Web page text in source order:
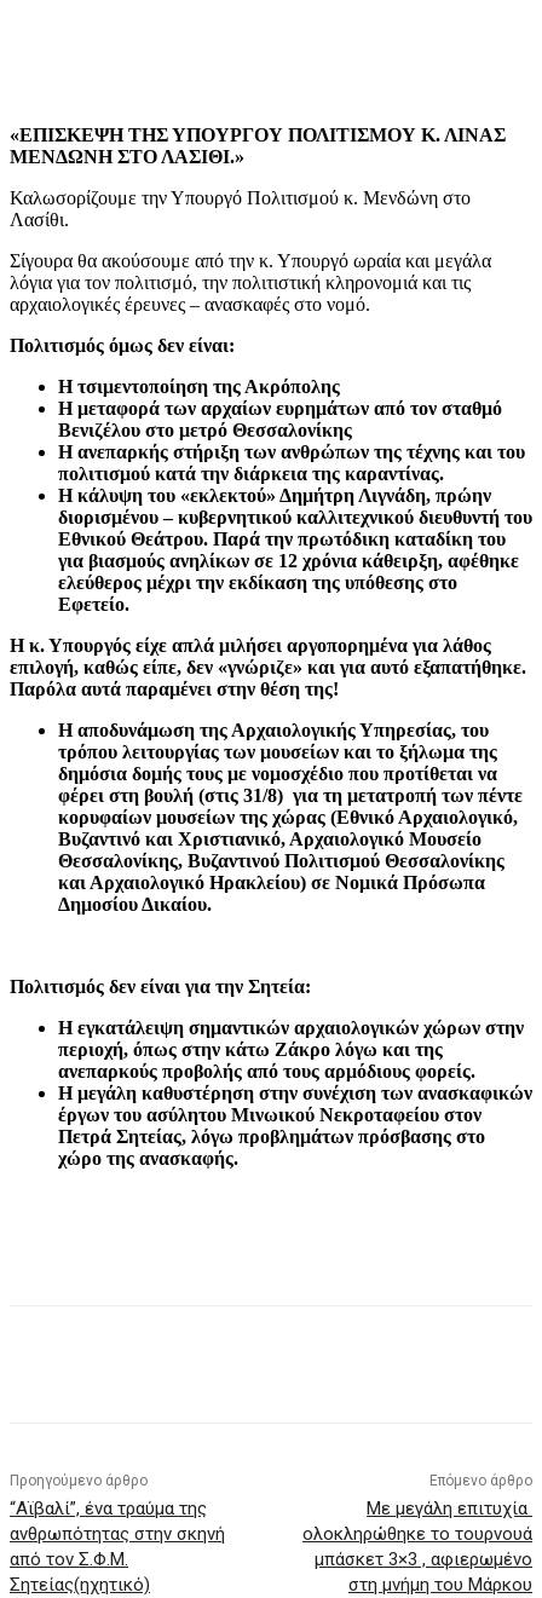
«ΕΠΙΣΚΕΨΗ ΤΗΣ ΥΠΟΥΡΓΟΥ ΠΟΛΙΤΙΣΜΟΥ Κ. ΛΙΝΑΣ
ΜΕΝΔΩΝΗ ΣΤΟ ΛΑΣΙΘΙ.»
Καλωσορίζουμε την Υπουργό Πολιτισμού κ. Μενδώνη στο
Λασίθι.
Σίγουρα θα ακούσουμε από την κ. Υπουργό ωραία και μεγάλα
λόγια για τον πολιτισμό, την πολιτιστική κληρονομιά και τις
αρχαιολογικές έρευνες – ανασκαφές στο νομό.
Πολιτισμός όμως δεν είναι:
Η τσιμεντοποίηση της Ακρόπολης
Η μεταφορά των αρχαίων ευρημάτων από τον σταθμό
Βενιζέλου στο μετρό Θεσσαλονίκης
Η ανεπαρκής στήριξη των ανθρώπων της τέχνης και του
πολιτισμού κατά την διάρκεια της καραντίνας.
Η κάλυψη του «εκλεκτού» Δημήτρη Λιγνάδη, πρώην
διορισμένου – κυβερνητικού καλλιτεχνικού διευθυντή του
Εθνικού Θεάτρου. Παρά την πρωτόδικη καταδίκη του
για βιασμούς ανηλίκων σε 12 χρόνια κάθειρξη, αφέθηκε
ελεύθερος μέχρι την εκδίκαση της υπόθεσης στο
Εφετείο.
Η κ. Υπουργός είχε απλά μιλήσει αργοπορημένα για λάθος
επιλογή, καθώς είπε, δεν «γνώριζε» και για αυτό εξαπατήθηκε.
Παρόλα αυτά παραμένει στην θέση της!
Η αποδυνάμωση της Αρχαιολογικής Υπηρεσίας, του
τρόπου λειτουργίας των μουσείων και το ξήλωμα της
δημόσια δομής τους με νομοσχέδιο που προτίθεται να
φέρει στη βουλή (στις 31/8) για τη μετατροπή των πέντε
κορυφαίων μουσείων της χώρας (Εθνικό Αρχαιολογικό,
Βυζαντινό και Χριστιανικό, Αρχαιολογικό Μουσείο
Θεσσαλονίκης, Βυζαντινού Πολιτισμού Θεσσαλονίκης
και Αρχαιολογικό Ηρακλείου) σε Νομικά Πρόσωπα
Δημοσίου Δικαίου.
Πολιτισμός δεν είναι για την Σητεία:
Η εγκατάλειψη σημαντικών αρχαιολογικών χώρων στην
περιοχή, όπως στην κάτω Ζάκρο λόγω και της
ανεπαρκούς προβολής από τους αρμόδιους φορείς.
Η μεγάλη καθυστέρηση στην συνέχιση των ανασκαφικών
έργων του ασύλητου Μινωικού Νεκροταφείου στον
Πετρά Σητείας, λόγω προβλημάτων πρόσβασης στο
χώρο της ανασκαφής.
Προηγούμενο άρθρο
“Αϊβαλί”, ένα τραύμα της
ανθρωπότητας στην σκηνή
από τον Σ.Φ.Μ.
Σητείας(ηχητικό)
Επόμενο άρθρο
Με μεγάλη επιτυχία
ολοκληρώθηκε το τουρνουά
μπάσκετ 3×3 , αφιερωμένο
στη μνήμη του Μάρκου